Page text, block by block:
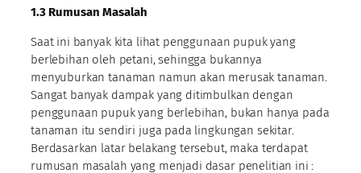
1.3 Rumusan Masalah
Saat ini banyak kita lihat penggunaan pupuk yang
berlebihan oleh petani, sehingga bukannya
menyuburkan tanaman namun akan merusak tanaman.
Sangat banyak dampak yang ditimbulkan dengan
penggunaan pupuk yang berlebihan, bukan hanya pada
tanaman itu sendiri juga pada lingkungan sekitar.
Berdasarkan latar belakang tersebut, maka terdapat
rumusan masalah yang menjadi dasar penelitian ini :